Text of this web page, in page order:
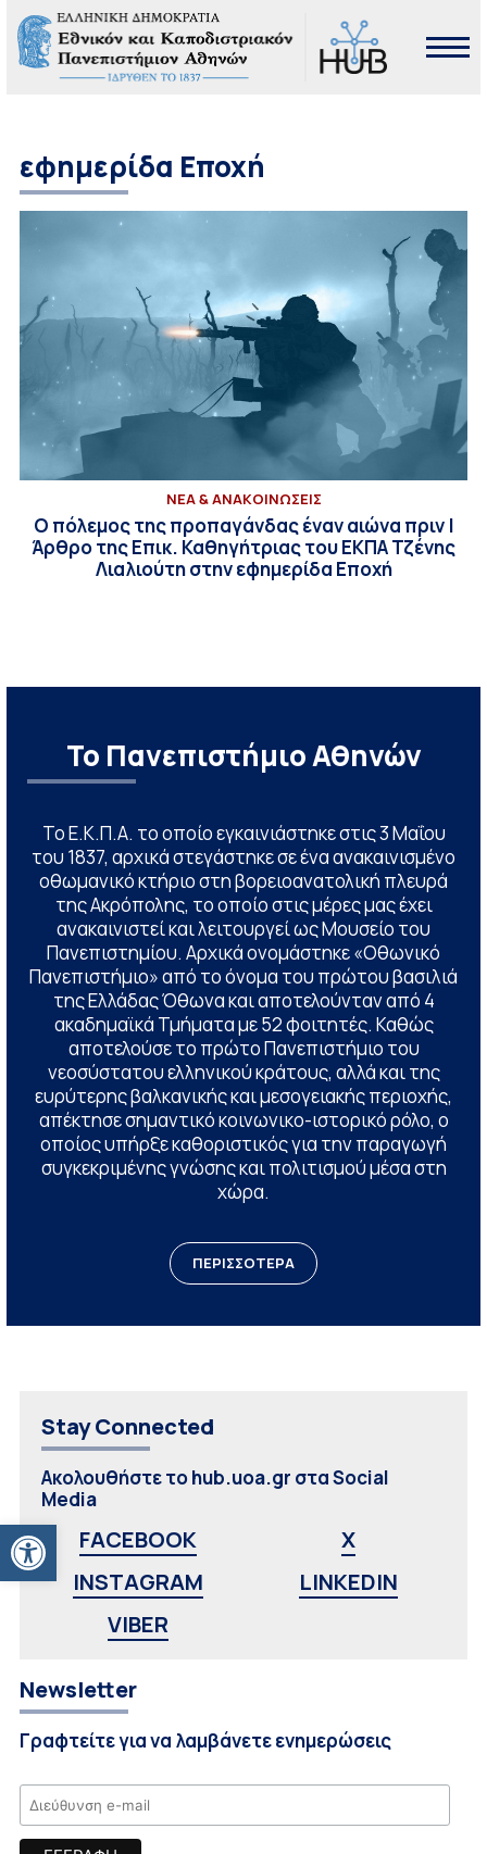
Ανοίξτε τη γραμμή εργαλείων
εφημερίδα Εποχή
ΝΕΑ & ΑΝΑΚΟΙΝΩΣΕΙΣ
Ο πόλεμος της προπαγάνδας έναν αιώνα πριν |
Άρθρο της Επικ. Καθηγήτριας του ΕΚΠΑ Τζένης
Λιαλιούτη στην εφημερίδα Εποχή
Το Πανεπιστήμιο Αθηνών
Το Ε.Κ.Π.Α. το οποίο εγκαινιάστηκε στις 3 Μαΐου
του 1837, αρχικά στεγάστηκε σε ένα ανακαινισμένο
οθωμανικό κτήριο στη βορειοανατολική πλευρά
της Ακρόπολης, το οποίο στις μέρες μας έχει
ανακαινιστεί και λειτουργεί ως Μουσείο του
Πανεπιστημίου. Αρχικά ονομάστηκε «Οθωνικό
Πανεπιστήμιο» από το όνομα του πρώτου βασιλιά
της Ελλάδας Όθωνα και αποτελούνταν από 4
ακαδημαϊκά Τμήματα με 52 φοιτητές. Καθώς
αποτελούσε το πρώτο Πανεπιστήμιο του
νεοσύστατου ελληνικού κράτους, αλλά και της
ευρύτερης βαλκανικής και μεσογειακής περιοχής,
απέκτησε σημαντικό κοινωνικο-ιστορικό ρόλο, ο
οποίος υπήρξε καθοριστικός για την παραγωγή
συγκεκριμένης γνώσης και πολιτισμού μέσα στη
χώρα.
ΠΕΡΙΣΣΟΤΕΡΑ
Stay Connected
Ακολουθήστε το hub.uoa.gr στα Social
Media
FACEBOOK
X
INSTAGRAM
LINKEDIN
VIBER
Newsletter
Γραφτείτε για να λαμβάνετε ενημερώσεις